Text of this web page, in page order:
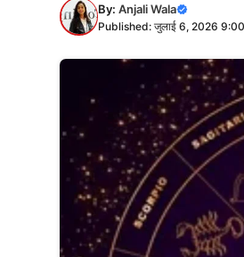
By: Anjali Wala
Published: जुलाई 6, 2026 9:00